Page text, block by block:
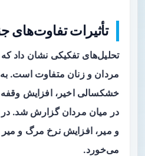
تأثیرات تفاوت‌های
تحلیل‌های تفکیکی نشان داد
مردان و زنان متفاوت است.
در میان مردان گزارش شد.
و میر، افزایش نرخ مرگ و
می‌خورد.